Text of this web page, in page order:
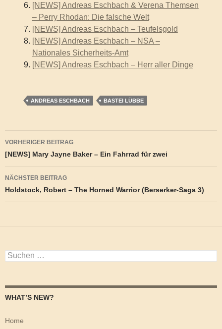
[NEWS] Andreas Eschbach & Verena Themsen
– Perry Rhodan: Die falsche Welt
[NEWS] Andreas Eschbach – Teufelsgold
[NEWS] Andreas Eschbach – NSA –
Nationales Sicherheits-Amt
[NEWS] Andreas Eschbach – Herr aller Dinge
ANDREAS ESCHBACH BASTEI LÜBBE
Beitragsnavigation
VORHERIGER BEITRAG
[NEWS] Mary Jayne Baker – Ein Fahrrad für zwei
NÄCHSTER BEITRAG
Holdstock, Robert – The Horned Warrior (Berserker-Saga 3)
Suchen
nach:
WHAT’S NEW?
Home